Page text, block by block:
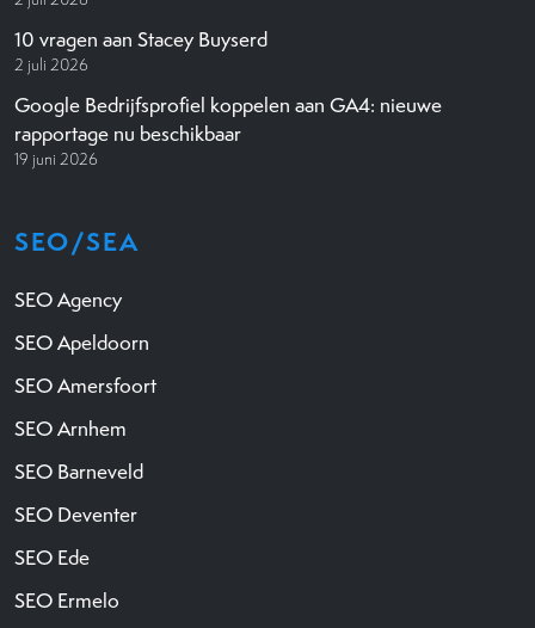
10 vragen aan Stacey Buyserd
2 juli 2026
Google Bedrijfsprofiel koppelen aan GA4: nieuwe
rapportage nu beschikbaar
19 juni 2026
SEO/SEA
SEO Agency
SEO Apeldoorn
SEO Amersfoort
SEO Arnhem
SEO Barneveld
SEO Deventer
SEO Ede
SEO Ermelo